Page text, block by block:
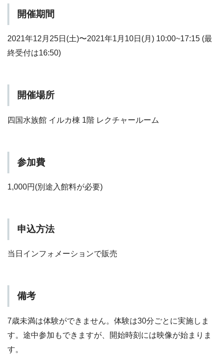
開催期間
2021年12月25日(土)〜2021年1月10日(月) 10:00~17:15 (最
終受付は16:50)
開催場所
四国水族館 イルカ棟 1階 レクチャールーム
参加費
1,000円(別途入館料が必要)
申込方法
当日インフォメーションで販売
備考
7歳未満は体験ができません。体験は30分ごとに実施しま
す。途中参加もできますが、開始時刻には映像が始まりま
す。